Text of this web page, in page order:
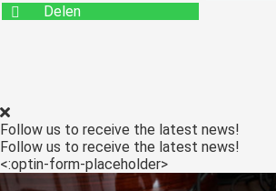
Delen
Follow us to receive the latest news!
Follow us to receive the latest news!
<:optin-form-placeholder>
zijn
deze
kan de